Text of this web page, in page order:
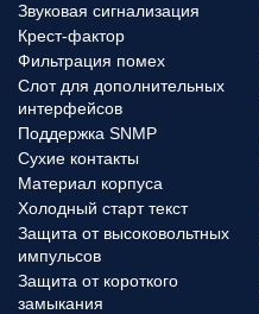
Звуковая сигнализация
Крест-фактор
Фильтрация помех
Слот для дополнительных
интерфейсов
Поддержка SNMP
Сухие контакты
Материал корпуса
Холодный старт текст
Защита от высоковольтных
импульсов
Защита от короткого
замыкания